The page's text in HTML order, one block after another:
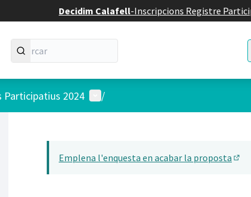
Decidim Calafell-Inscripcions Registre
Participatius 2024 Menú d'usuari
/
Emplena l'enquesta en acabar la proposta